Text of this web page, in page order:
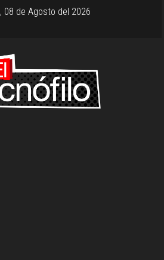
08 de Agosto del 2026